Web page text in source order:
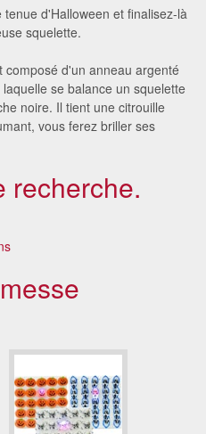
d'Halloween et finalisez-là
squelette.
d'un anneau argenté
se balance un squelette
noire. Il tient une citrouille
vous ferez briller ses
recherche.